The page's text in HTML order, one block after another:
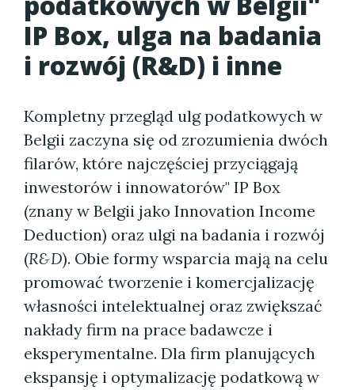
IP Box, ulga na badania
i rozwój (R&D) i inne
Kompletny przegląd ulg podatkowych w
Belgii zaczyna się od zrozumienia dwóch
filarów, które najczęściej przyciągają
inwestorów i innowatorów" IP Box
(znany w Belgii jako Innovation Income
Deduction) oraz ulgi na badania i rozwój
(R&D). Obie formy wsparcia mają na celu
promować tworzenie i komercjalizację
własności intelektualnej oraz zwiększać
nakłady firm na prace badawcze i
eksperymentalne. Dla firm planujących
ekspansję i optymalizację podatkową w